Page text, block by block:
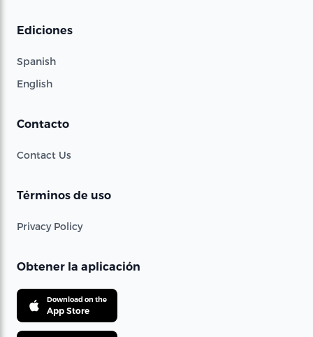
Ediciones
Spanish
English
Contacto
Contact Us
Términos de uso
Privacy Policy
Obtener la aplicación
Download on the
App Store